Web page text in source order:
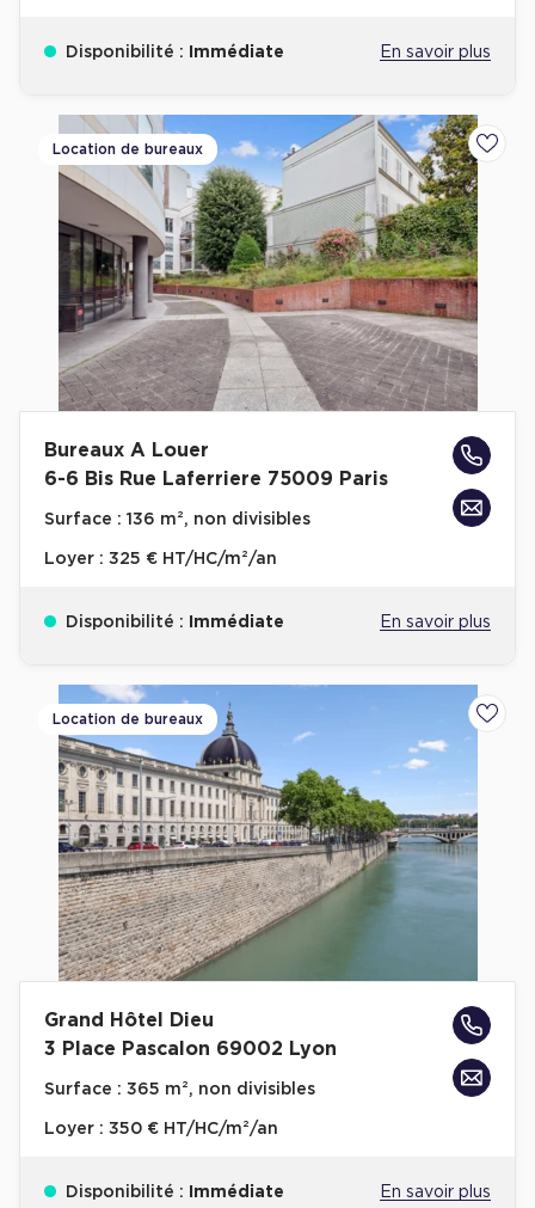
Disponibilité : Immédiate En savoir plus
Location de bureaux
Bureaux A Louer
6-6 Bis Rue Laferriere 75009 Paris
Surface : 136 m², non divisibles
Loyer : 325 € HT/HC/m²/an
Disponibilité : Immédiate En savoir plus
Location de bureaux
Grand Hôtel Dieu
3 Place Pascalon 69002 Lyon
Surface : 365 m², non divisibles
Loyer : 350 € HT/HC/m²/an
Disponibilité : Immédiate En savoir plus